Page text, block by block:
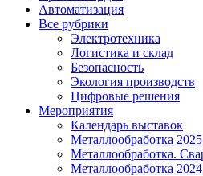
Автоматизация
Все рубрики
Электротехника
Логистика и склад
Безопасность
Экология производств
Цифровые решения
Мероприятия
Календарь выставок
Металлообработка 2025
Металлообработка.
Металлообработка 2024